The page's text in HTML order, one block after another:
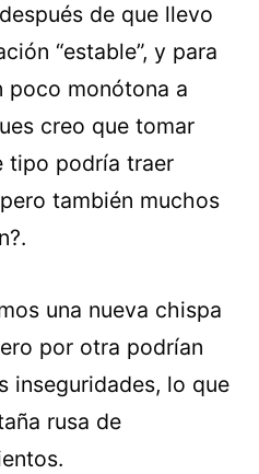
de que llevo
“estable”, y para
poco monótona a
creo que tomar
tipo podría traer
también muchos
una nueva chispa
por otra podrían
inseguridades, lo que
rusa de